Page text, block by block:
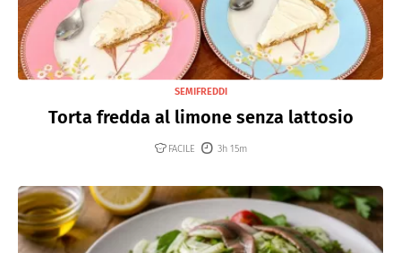
SEMIFREDDI
Torta fredda al limone senza lattosio
FACILE 3h 15m